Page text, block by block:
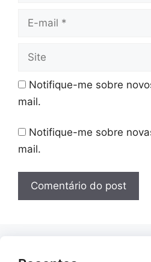
Site
Notifique-me sobre
mail.
Notifique-me sobre
mail.